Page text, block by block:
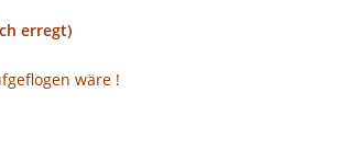
erregt)
wäre !